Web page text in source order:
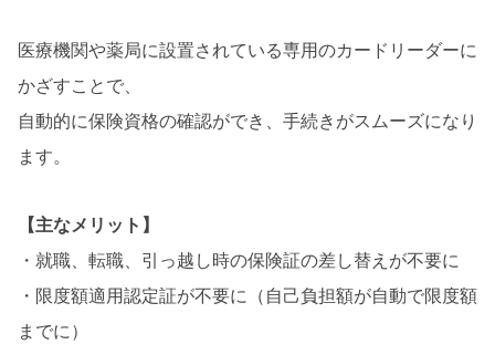
医療機関や薬局に設置されている専用のカードリーダーに
かざすことで、
自動的に保険資格の確認ができ、手続きがスムーズになり
ます。
【主なメリット】
・就職、転職、引っ越し時の保険証の差し替えが不要に
・限度額適用認定証が不要に（自己負担額が自動で限度額
までに）